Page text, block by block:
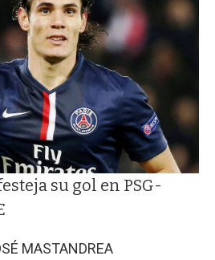
su gol en PSG-
MASTANDREA